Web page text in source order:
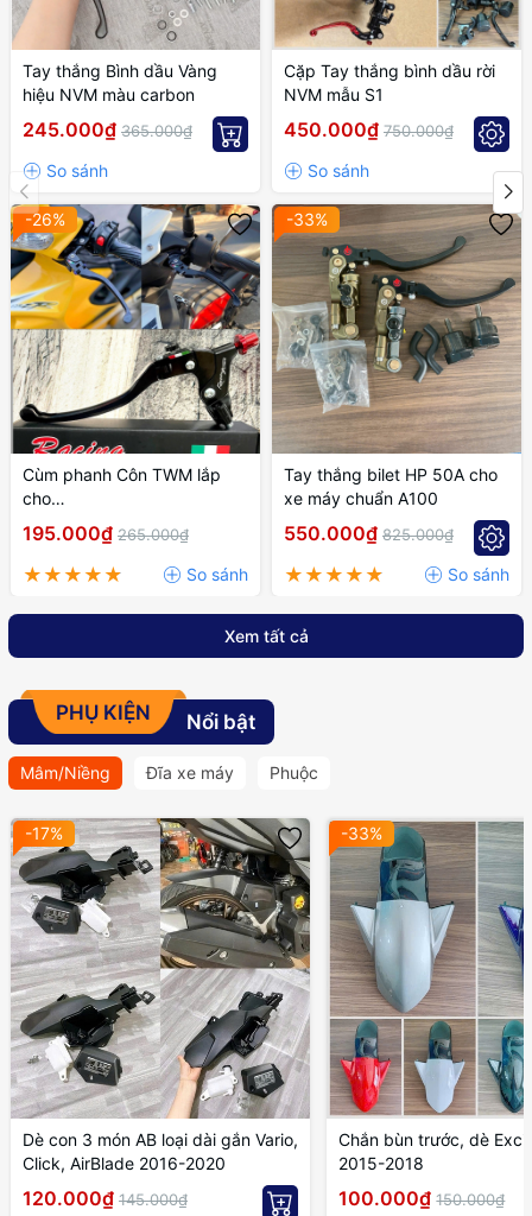
Tay thắng Bình dầu Vàng
hiệu NVM màu carbon
245.000₫ 365.000₫
Cặp Tay thắng bình dầu rời
NVM mẫu S1
450.000₫ 750.000₫
-26%
Cùm phanh Côn TWM lắp
cho
EXCITER,WINNER,SONIC,
RAIDER,..
195.000₫ 265.000₫
-33%
Tay thắng bilet HP 50A cho
xe máy chuẩn A100
550.000₫ 825.000₫
Xem tất cả
PHỤ KIỆN Nổi bật
Mâm/Niềng Đĩa xe máy Phuộc
-17%
Dè con 3 món AB loại dài gắn Vario,
Click, AirBlade 2016-2020
120.000₫ 145.000₫
-33%
Chắn bùn trước, dè
2015-2018
100.000₫ 150.000₫